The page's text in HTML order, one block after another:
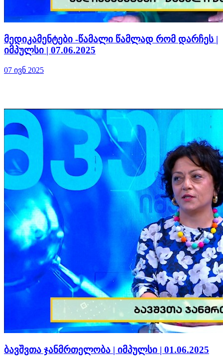
მედიკამენტები -წამალი წამლად რომ დარჩეს |
იმპულსი | 07.06.2025
07 ივნ 2025
ბავშვთა ჯანმრთელობა | იმპულსი | 01.06.2025